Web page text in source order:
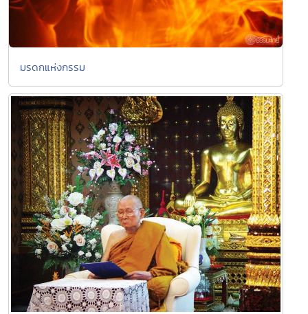
มรดกแห่งกรรม